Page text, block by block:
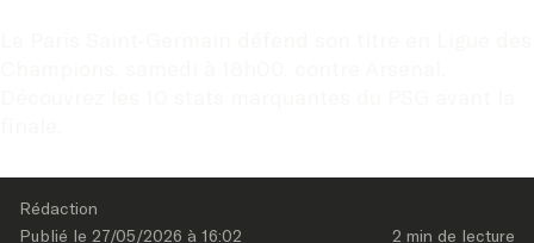
Rédaction
Publié le 27/05/2026 à 16:02 2 min de lecture